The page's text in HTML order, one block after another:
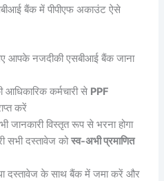
बैंक में पीपीएफ अकाउंट ऐसे
आपके नजदीकी एसबीआई बैंक जाना
कर्मचारी से PPF
करें
जानकारी विस्तृत रूप से भरना होगा
सभी दस्तावेज कोस्व-अभी प्रमाणित
दस्तावेज के साथ बैंक में जमा करें और